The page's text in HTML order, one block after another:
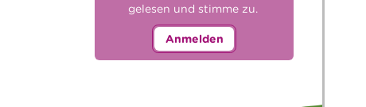
gelesen und stimme zu.
Anmelden